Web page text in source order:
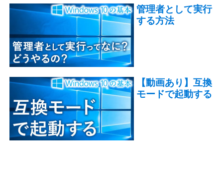
管理者として実行
する方法
【動画あり】互換
モードで起動する